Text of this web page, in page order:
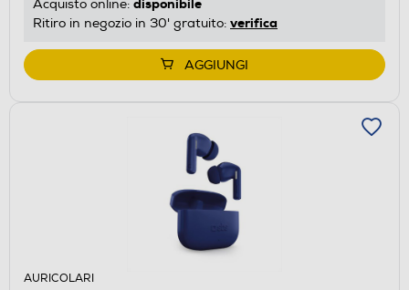
Acquisto online: disponibile
Ritiro in negozio in 30' gratuito: verifica
AGGIUNGI
AURICOLARI